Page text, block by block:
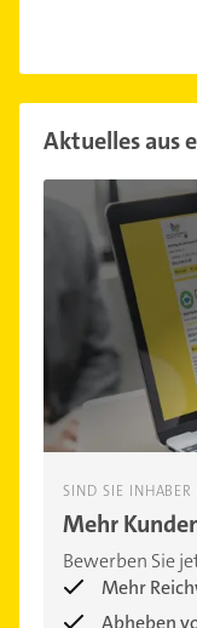
Aktuelles aus
SIND SIE
Mehr
Bewerben Sie
Mehr
Abheben